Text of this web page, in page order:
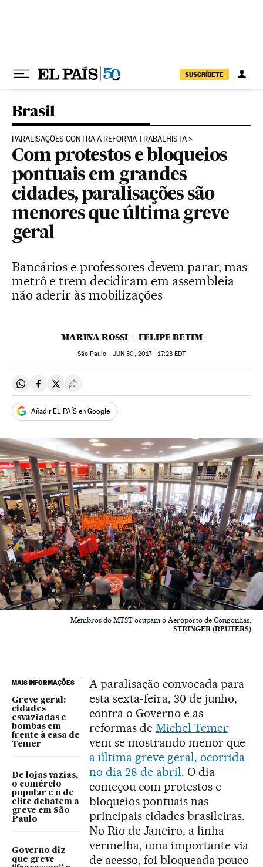
SUSCRÍBETE
Brasil
PARALISAÇÕES CONTRA A REFORMA TRABALHISTA
Com protestos e bloqueios
pontuais em grandes
cidades, paralisações são
menores que última greve
geral
Bancários e professores devem parar, mas
metrô e trem decidiram em assembleia
não aderir às mobilizações
MARINA ROSSI FELIPE BETIM
São Paulo - JUN 30, 2017 - 17:23EDT
Compartir en Whatsapp
Compartir en Facebook
Compartir en Twitter
Desplegar Redes Sociales
Añadir EL PAÍS en Google
Membros do MTST ocupam o Aeroporto de Congonhas.
STRINGER (REUTERS)
MAIS INFORMAÇÕES
Greve geral:
cidades
esvaziadas e
bombas em
frente à casa de
Temer
De lojas vazias,
o comércio
popular e o de
elite debatem a
greve em São
Paulo
Governo diz
que greve
A paralisação convocada para
esta sexta-feira, 30 de junho,
contra o Governo e as
reformas de Michel Temer
vem se mostrando menor que
a última greve geral, ocorrida
no dia 28 de abril. O dia
começou com protestos e
bloqueios pontuais nas
principais cidades brasileiras.
No Rio de Janeiro, a linha
vermelha, uma importante via
de acesso, foi bloqueada pouco